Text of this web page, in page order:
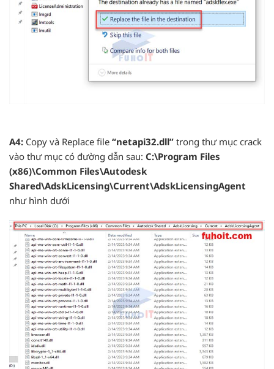
A4: Copy và Replace file “netapi32.dll” trong thư mục crack
vào thư mục có đường dẫn sau: C:\Program Files
(x86)\Common Files\Autodesk
Shared\AdskLicensing\Current\AdskLicensingAgent
như hình dưới